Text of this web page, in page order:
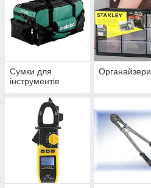
Сумки для
інструментів
Органайзери